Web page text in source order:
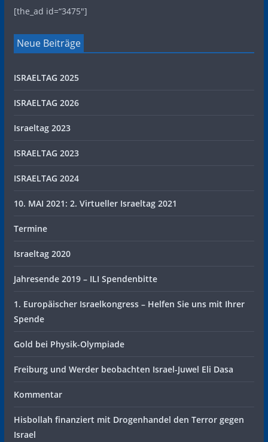
[the_ad id=“3475″]
Neue Beiträge
ISRAELTAG 2025
ISRAELTAG 2026
Israeltag 2023
ISRAELTAG 2023
ISRAELTAG 2024
10. MAI 2021: 2. Virtueller Israeltag 2021
Termine
Israeltag 2020
Jahresende 2019 – ILI Spendenbitte
1. Europäischer Israelkongress – Helfen Sie uns mit Ihrer
Spende
Gold bei Physik-Olympiade
Freiburg und Werder beobachten Israel-Juwel Eli Dasa
Kommentar
Hisbollah finanziert mit Drogenhandel den Terror gegen
Israel